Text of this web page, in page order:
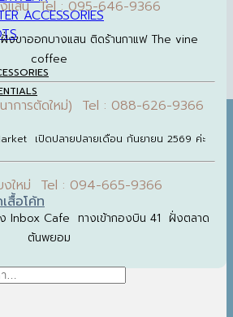
ACCESSORIES
สื้อโค้ท
งแสน Tel : 095-646-9366
ฝั่งขาออกบางแสน ติดร้านกาแฟ The vine
coffee
าการตัดใหม่) Tel : 088-626-9366
เปิดปลายปลายเดือน กันยายน 2569 ค่ะ
งใหม่ Tel : 094-665-9366
Inbox Cafe ทางเข้ากองบิน 41 ฝั่งตลาด
ต้นพยอม